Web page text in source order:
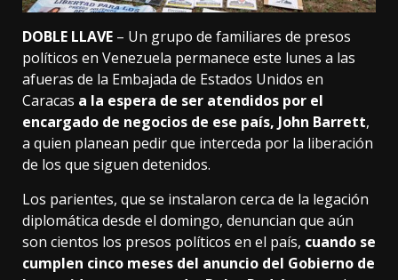
DOBLE LLAVE – Un grupo de familiares de presos
políticos en Venezuela permanece este lunes a las
afueras de la Embajada de Estados Unidos en
Caracas a la espera de ser atendidos por el
encargado de negocios de ese país, John Barrett,
a quien planean pedir que interceda por la liberación
de los que siguen detenidos.
Los parientes, que se instalaron cerca de la legación
diplomática desde el domingo, denuncian que aún
son cientos los presos políticos en el país, cuando se
cumplen cinco meses del anuncio del Gobierno de